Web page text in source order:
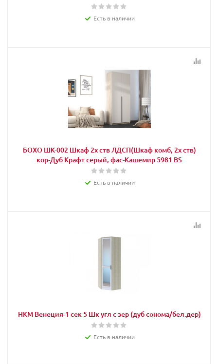
Есть в наличии
БОХО ШК-002 Шкаф 2х ств ЛДСП(Шкаф комб, 2х ств)
кор-Дуб Крафт серый, фас-Кашемир 5981 BS
Есть в наличии
НКМ Венеция-1 сек 5 Шк угл с зер (дуб сонома/бел.дер)
Есть в наличии